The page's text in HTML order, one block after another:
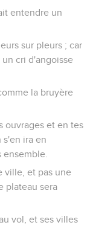
entendre un
sur pleurs ; car
cri d'angoisse
la bruyère
ouvrages et en tes
s'en ira en
ensemble.
ville, et pas une
plateau sera
vol, et ses villes